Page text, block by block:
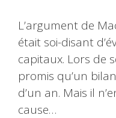
L’argument de
était soi-disant
capitaux. Lors de
promis qu’un
d’un an. Mais il
cause…